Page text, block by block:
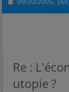
Re :
utopie ?